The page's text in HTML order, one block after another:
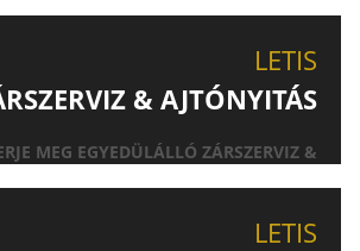
LETIS
& AJTÓNYITÁS
MEG EGYEDÜLÁLLÓ ZÁRSZERVIZ &
LETIS